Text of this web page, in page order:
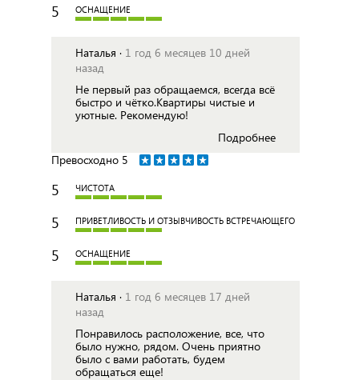
5 ОСНАЩЕНИЕ
Наталья · 1 год 6 месяцев 10 дней
назад
Не первый раз обращаемся, всегда всё
быстро и чётко.Квартиры чистые и
уютные. Рекомендую!
Подробнее
Превосходно 5
5 ЧИСТОТА
5 ПРИВЕТЛИВОСТЬ И ОТЗЫВЧИВОСТЬ ВСТРЕЧАЮЩЕГО
5 ОСНАЩЕНИЕ
Наталья · 1 год 6 месяцев 17 дней
назад
Понравилось расположение, все, что
было нужно, рядом. Очень приятно
было с вами работать, будем
обращаться еще!